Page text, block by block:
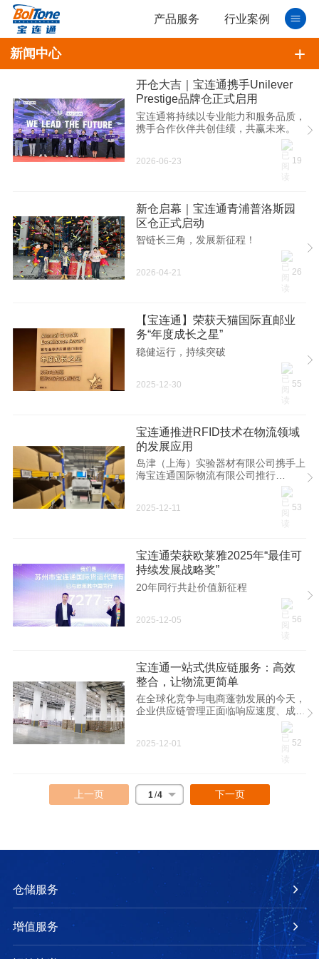
产品服务 行业案例
新闻中心
开仓大吉｜宝连通携手Unilever
Prestige品牌仓正式启用
宝连通将持续以专业能力和服务品质，
携手合作伙伴共创佳绩，共赢未来。
2026-06-23 19
新仓启幕｜宝连通青浦普洛斯园
区仓正式启动
智链长三角，发展新征程！
2026-04-21 26
【宝连通】荣获天猫国际直邮业
务“年度成长之星”
稳健运行，持续突破
2025-12-30 55
宝连通推进RFID技术在物流领域
的发展应用
岛津（上海）实验器材有限公司携手上
海宝连通国际物流有限公司推行
RFID（射频识别）技术应用方案的落
地实施。该技术聚焦防伪溯源数字化、
销售区域精准管控、仓储物流管理一体
化升级，树立行业智能化管理新标杆。
防伪溯源：双码关联 全周期溯源 宝连
通物流以RFID电子标签为货物唯一标
识载体，构建多层次防伪溯源架构，从
防伪 RFID标签内置加密唯一识别码
（UID），与外部印刷条码
2025-12-11 53
宝连通荣获欧莱雅2025年“最佳可
持续发展战略奖”
20年同行共赴价值新征程
2025-12-05 56
宝连通一站式供应链服务：高效
整合，让物流更简单
在全球化竞争与电商蓬勃发展的今天，
企业供应链管理正面临响应速度、成本
控制与合规安全的多重挑战。宝连通集
团凭借近二十年的行业深耕，构建起
以“通关、仓储、运输、增值服务”为核
定的全球货物流转。
2025-12-01 52
上一页 1 /4 下一页
仓储服务
增值服务